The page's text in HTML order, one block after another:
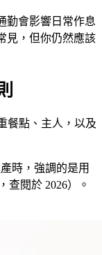
勤會影響日常作息
見，但你仍然應該
餐點、主人，以及
時，強調的是用
查閱於 2026）。